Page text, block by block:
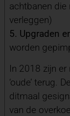
achtbanen die
verleggen)
5. Upgraden
worden
In 2018 zijn er
‘oude’ terug.
ditmaal
van de